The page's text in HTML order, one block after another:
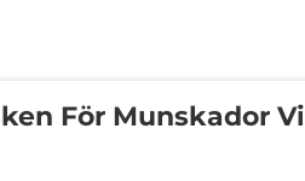
För Munskador